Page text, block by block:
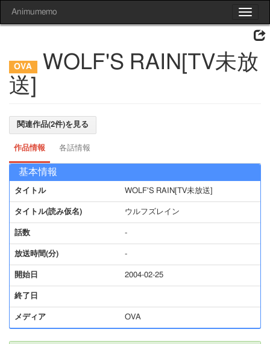
Toggle
Animumemo
WOLF'S RAIN[TV未放
送]
関連作品(2件)を見る
作品情報 各話情報
基本情報
タイトル WOLF'S RAIN[TV未放送]
タイトル(読み仮名) ウルフズレイン
話数 -
放送時間(分) -
開始日 2004-02-25
終了日
メディア OVA